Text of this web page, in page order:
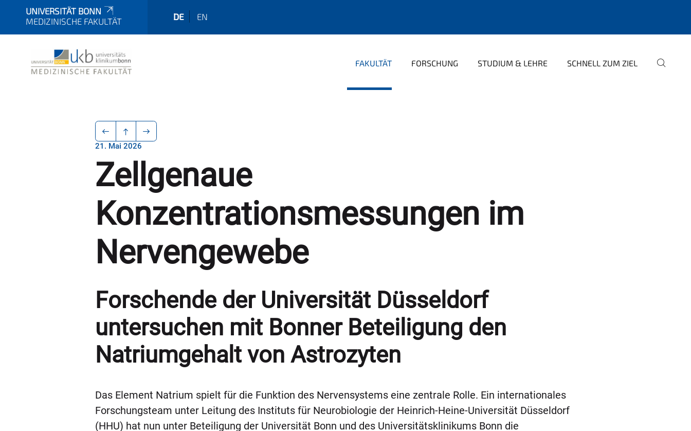
UNIVERSITÄT BONN
MEDIZINISCHE FAKULTÄT
DE EN
FAKULTÄT FORSCHUNG STUDIUM & LEHRE SCHNELL ZUM ZIEL
21. Mai 2026
Zellgenaue
Konzentrationsmessungen im
Nervengewebe
Forschende der Universität Düsseldorf
untersuchen mit Bonner Beteiligung den
Natriumgehalt von Astrozyten
Das Element Natrium spielt für die Funktion des Nervensystems eine zentrale Rolle. Ein internationales
Forschungsteam unter Leitung des Instituts für Neurobiologie der Heinrich-Heine-Universität Düsseldorf
(HHU) hat nun unter Beteiligung der Universität Bonn und des Universitätsklinikums Bonn die